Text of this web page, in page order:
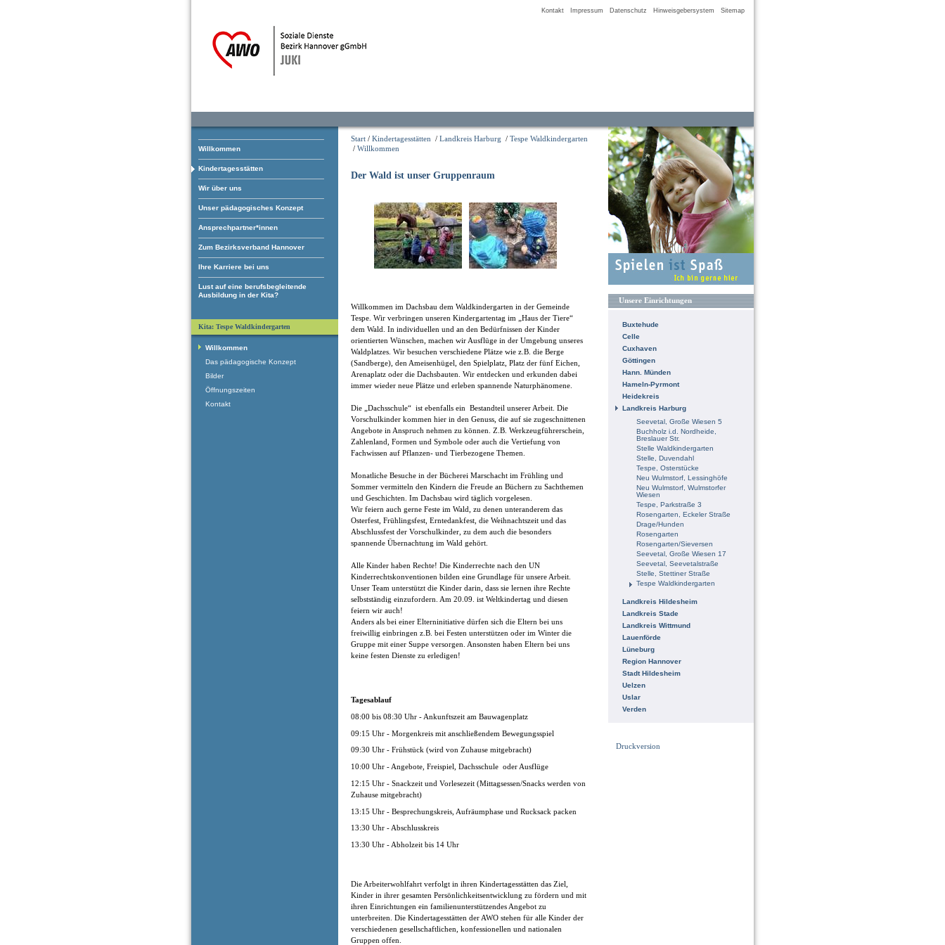
Kontakt Impressum Datenschutz Hinweisgebersystem Sitemap
Willkommen
Kindertagesstätten
Wir über uns
Unser pädagogisches Konzept
Ansprechpartner*innen
Zum Bezirksverband Hannover
Ihre Karriere bei uns
Lust auf eine berufsbegleitende
Ausbildung in der Kita?
Start / Kindertagesstätten / Landkreis Harburg / Tespe Waldkindergarten
/ Willkommen
Der Wald ist unser Gruppenraum
Willkommen im Dachsbau dem Waldkindergarten in der Gemeinde
Tespe. Wir verbringen unseren Kindergartentag im „Haus der Tiere“
dem Wald. In individuellen und an den Bedürfnissen der Kinder
orientierten Wünschen, machen wir Ausflüge in der Umgebung unseres
Waldplatzes. Wir besuchen verschiedene Plätze wie z.B. die Berge
(Sandberge), den Ameisenhügel, den Spielplatz, Platz der fünf Eichen,
Arenaplatz oder die Dachsbauten. Wir entdecken und erkunden dabei
immer wieder neue Plätze und erleben spannende Naturphänomene.
Die „Dachsschule“ ist ebenfalls ein Bestandteil unserer Arbeit. Die
Vorschulkinder kommen hier in den Genuss, die auf sie zugeschnittenen
Angebote in Anspruch nehmen zu können. Z.B. Werkzeugführerschein,
Zahlenland, Formen und Symbole oder auch die Vertiefung von
Fachwissen auf Pflanzen- und Tierbezogene Themen.
Monatliche Besuche in der Bücherei Marschacht im Frühling und
Sommer vermitteln den Kindern die Freude an Büchern zu Sachthemen
und Geschichten. Im Dachsbau wird täglich vorgelesen.
Wir feiern auch gerne Feste im Wald, zu denen unteranderem das
Osterfest, Frühlingsfest, Erntedankfest, die Weihnachtszeit und das
Abschlussfest der Vorschulkinder, zu dem auch die besonders
spannende Übernachtung im Wald gehört.
Alle Kinder haben Rechte! Die Kinderrechte nach den UN
Kinderrechtskonventionen bilden eine Grundlage für unsere Arbeit.
Unser Team unterstützt die Kinder darin, dass sie lernen ihre Rechte
selbstständig einzufordern. Am 20.09. ist Weltkindertag und diesen
feiern wir auch!
Anders als bei einer Elterninitiative dürfen sich die Eltern bei uns
freiwillig einbringen z.B. bei Festen unterstützen oder im Winter die
Gruppe mit einer Suppe versorgen. Ansonsten haben Eltern bei uns
keine festen Dienste zu erledigen!
Tagesablauf
08:00 bis 08:30 Uhr - Ankunftszeit am Bauwagenplatz
09:15 Uhr - Morgenkreis mit anschließendem Bewegungsspiel
09:30 Uhr - Frühstück (wird von Zuhause mitgebracht)
10:00 Uhr - Angebote, Freispiel, Dachsschule oder Ausflüge
12:15 Uhr - Snackzeit und Vorlesezeit (Mittagsessen/Snacks werden von
Zuhause mitgebracht)
13:15 Uhr - Besprechungskreis, Aufräumphase und Rucksack packen
13:30 Uhr - Abschlusskreis
13:30 Uhr - Abholzeit bis 14 Uhr
Die Arbeiterwohlfahrt verfolgt in ihren Kindertagesstätten das Ziel,
Kinder in ihrer gesamten Persönlichkeitsentwicklung zu fördern und mit
ihren Einrichtungen ein familienunterstützendes Angebot zu
unterbreiten. Die Kindertagesstätten der AWO stehen für alle Kinder der
verschiedenen gesellschaftlichen, konfessionellen und nationalen
Gruppen offen.
Unsere Einrichtungen
Buxtehude
Celle
Cuxhaven
Göttingen
Hann. Münden
Hameln-Pyrmont
Heidekreis
Landkreis Harburg
Seevetal, Große Wiesen 5
Buchholz i.d. Nordheide,
Breslauer Str.
Stelle Waldkindergarten
Stelle, Duvendahl
Tespe, Osterstücke
Neu Wulmstorf, Lessinghöfe
Neu Wulmstorf, Wulmstorfer
Wiesen
Tespe, Parkstraße 3
Rosengarten, Eckeler Straße
Drage/Hunden
Rosengarten
Rosengarten/Sieversen
Seevetal, Große Wiesen 17
Seevetal, Seevetalstraße
Stelle, Stettiner Straße
Tespe Waldkindergarten
Landkreis Hildesheim
Landkreis Stade
Landkreis Wittmund
Lauenförde
Lüneburg
Region Hannover
Stadt Hildesheim
Uelzen
Uslar
Verden
Druckversion
Kita: Tespe Waldkindergarten
Willkommen
Das pädagogische Konzept
Bilder
Öffnungszeiten
Kontakt